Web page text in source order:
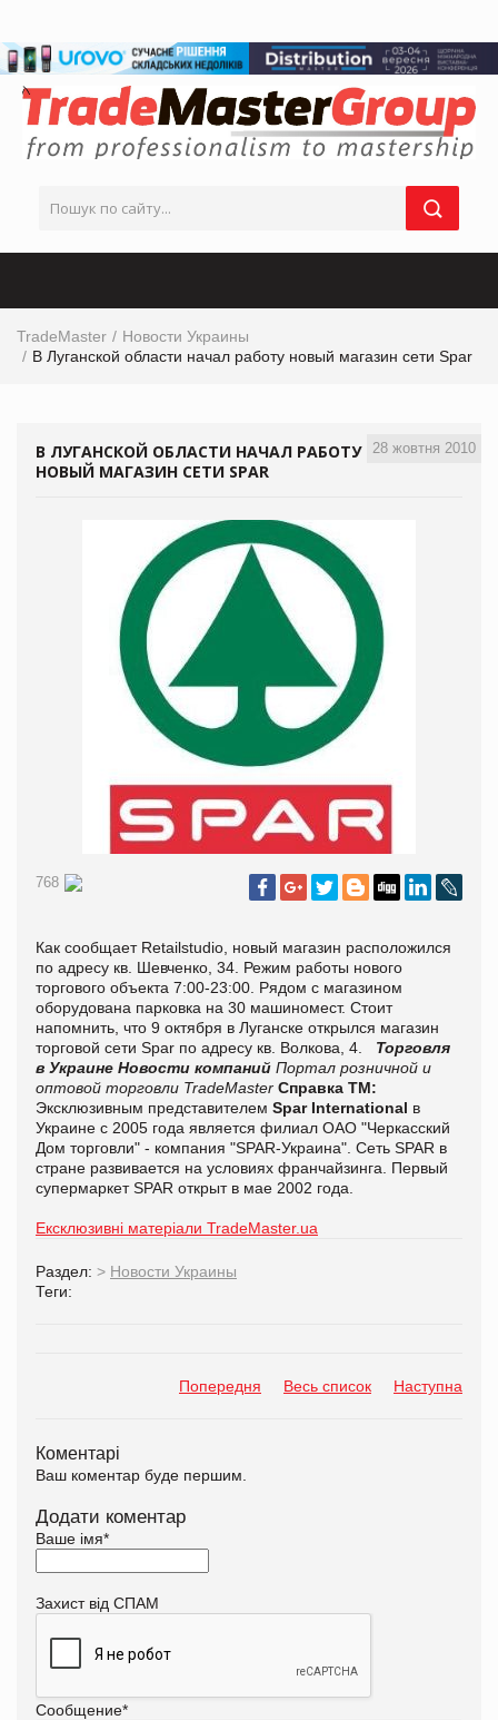
TradeMaster
Новости Украины
В Луганской области начал работу новый магазин сети Spar
28 жовтня 2010
В ЛУГАНСКОЙ ОБЛАСТИ НАЧАЛ РАБОТУ
НОВЫЙ МАГАЗИН СЕТИ SPAR
768
Как сообщает Retailstudio, новый магазин расположился
по адресу кв. Шевченко, 34. Режим работы нового
торгового объекта 7:00-23:00. Рядом с магазином
оборудована парковка на 30 машиномест. Стоит
напомнить, что 9 октября в Луганске открылся магазин
торговой сети Spar по адресу кв. Волкова, 4.
Торговля
в Украине Новости компаний Портал розничной и
оптовой торговли TradeMaster Справка ТМ:
Эксклюзивным представителем Spar International в
Украине с 2005 года является филиал ОАО "Черкасский
Дом торговли" - компания "SPAR-Украина". Сеть SPAR в
стране развивается на условиях франчайзинга. Первый
супермаркет SPAR открыт в мае 2002 года.
Ексклюзивні матеріали TradeMaster.ua
Раздел: > Новости Украины
Теги:
Попередня Весь список Наступна
Коментарі
Ваш коментар буде першим.
Додати коментар
Ваше імя*
Захист від СПАМ
Сообщение*